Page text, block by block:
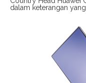
dalam keterangan